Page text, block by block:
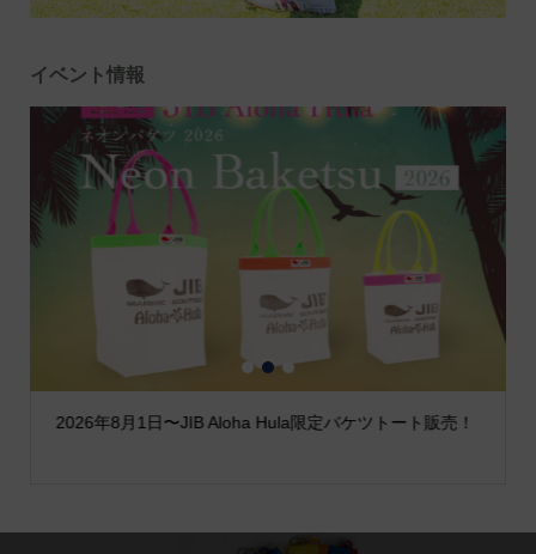
イベント情報
2026年8月1日〜JIB Aloha Hula限定バケツトート販売！
1 2 3